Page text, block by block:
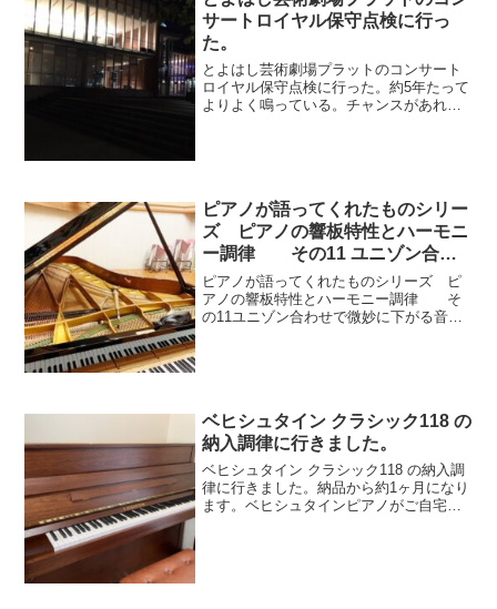
サートロイヤル保守点検に行っ
た。
とよはし芸術劇場プラットのコンサート
ロイヤル保守点検に行った。約5年たって
よりよく鳴っている。チャンスがあれば
ピアノが語ってくれたものシリー
ズ ピアノの響板特性とハーモニ
ー調律 その11 ユニゾン合わ
せで微妙に下がる音
ピアノが語ってくれたものシリーズ ピ
アノの響板特性とハーモニー調律 そ
の11ユニゾン合わせで微妙に下がる音
ベヒシュタイン クラシック118 の
納入調律に行きました。
ベヒシュタイン クラシック118 の納入調
律に行きました。納品から約1ヶ月になり
ます。ベヒシュタインピアノがご自宅に